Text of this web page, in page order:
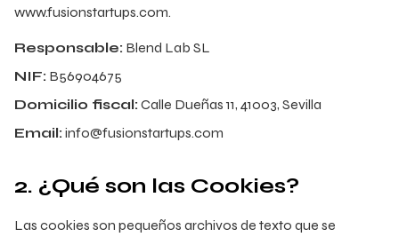
www.fusionstartups.com.
Responsable: Blend Lab SL
NIF: B56904675
Domicilio fiscal: Calle Dueñas 11, 41003, Sevilla
Email: info@fusionstartups.com
2. ¿Qué son las Cookies?
Las cookies son pequeños archivos de texto que se